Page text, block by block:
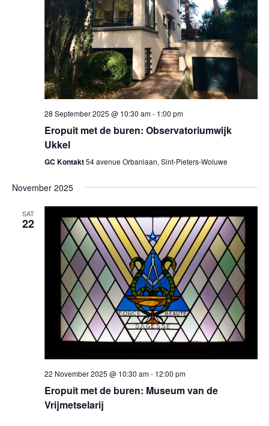
28 September 2025 @ 10:30 am- 1:00 pm
Eropuit met de buren: Observatoriumwijk
Ukkel
GC Kontakt54 avenue Orbanlaan, Sint-Pieters-Woluwe
November 2025
SAT
22
22 November 2025 @ 10:30 am- 12:00 pm
Eropuit met de buren: Museum van de
Vrijmetselarij